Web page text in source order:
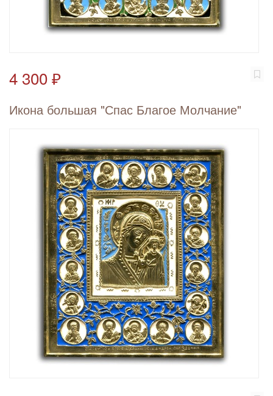
4 300 ₽
Икона большая "Спас Благое Молчание"